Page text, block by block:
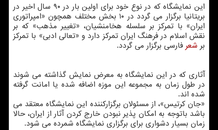
این نمایشگاه که در نوع خود برای اولین بار در ۹۰ سال اخیر در
بریتانیا برگزار می گردد در ۱۰ بخش مختلف همچون «امپراتوری
ایران» با تمرکز بر سلسله هخامنشیان، «تغییر مذهب» که بر
نقش اسلام در فرهنگ ایران تمرکز دارد و «تعالی ادبی» با تمرکز
بر شعر فارسی برگزار می گردد.
آثاری که در این نمایشگاه به معرض نمایش گذاشته می شوند
در طول زمان به مجموعه این موزه اضافه شده یا امانت گرفته
شده اند.
«جان کرتیس»، از مسئولان برگزارکننده این نمایشگاه معتقد می
باشد باتوجه به امکان پذیر نبودن خارج کردن آثار از ایران، حالا
زمان بسیار دشواری برای برگزاری نمایشگاه شمرده می شود.